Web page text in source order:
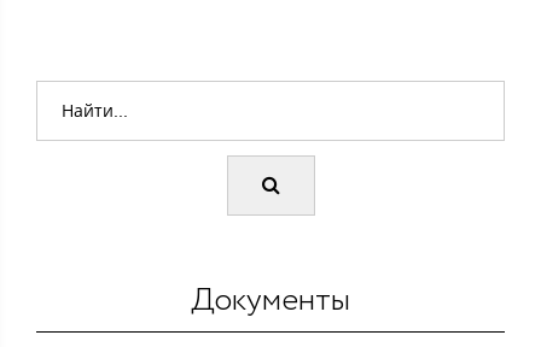
Документы